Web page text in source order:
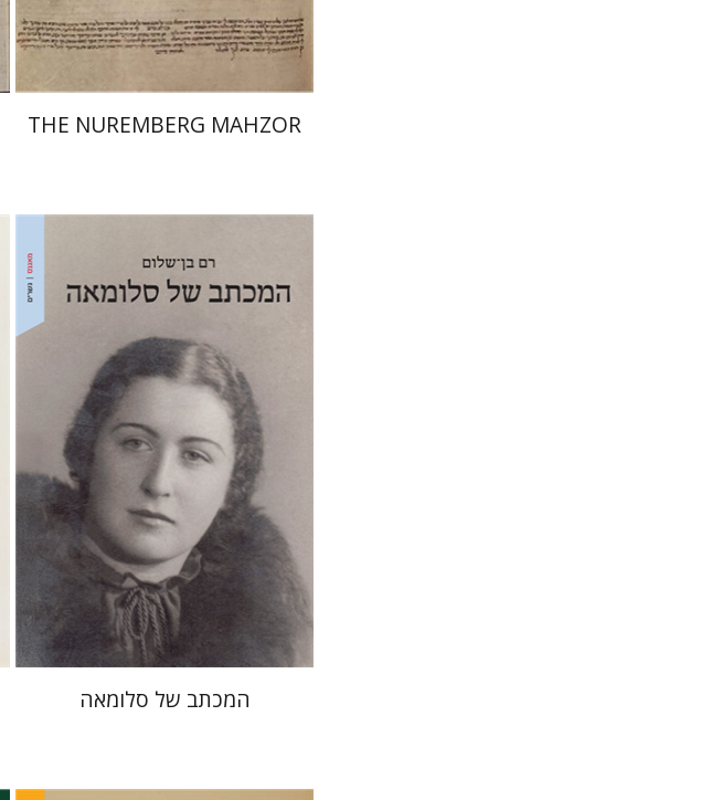
$161
$145
THE NUREMBERG MAHZOR
רם בן-שלום
הנחת אתר ספר מודפס
$46
$41
המכתב של סלומאה